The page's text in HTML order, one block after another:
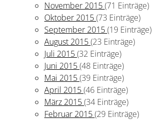
November 2015(71 Einträge)
Oktober 2015(73 Einträge)
September 2015(19 Einträge)
August 2015(23 Einträge)
Juli 2015(32 Einträge)
Juni 2015(48 Einträge)
Mai 2015(39 Einträge)
April 2015(46 Einträge)
März 2015(34 Einträge)
Februar 2015(29 Einträge)